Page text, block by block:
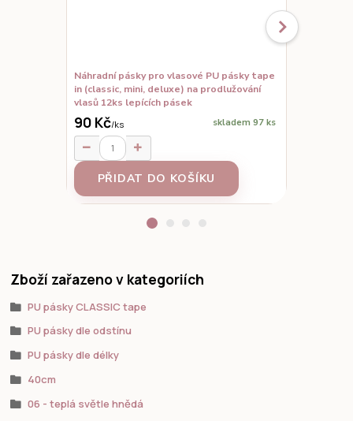
Náhradní pásky pro vlasové PU pásky tape
in (classic, mini, deluxe) na prodlužování
vlasů 12ks lepících pásek
90 Kč/ks skladem 97 ks
PŘIDAT DO KOŠÍKU
Zboží zařazeno v kategoriích
PU pásky CLASSIC tape
PU pásky dle odstínu
PU pásky dle délky
40cm
06 - teplá světle hnědá